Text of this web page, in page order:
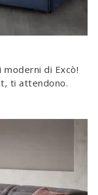
di Excò!
ti attendono.